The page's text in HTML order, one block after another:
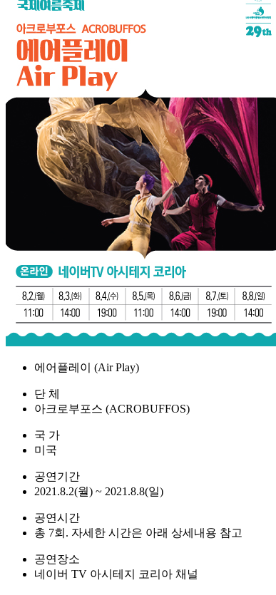
에어플레이 (Air Play)
단 체
아크로부포스 (ACROBUFFOS)
국 가
미국
공연기간
2021.8.2(월) ~ 2021.8.8(일)
공연시간
총 7회. 자세한 시간은 아래 상세내용 참고
공연장소
네이버 TV 아시테지 코리아 채널